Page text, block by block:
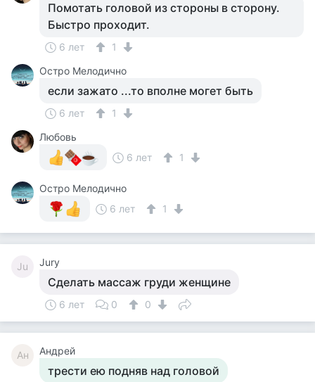
Помотать головой из стороны в сторону.
Быстро проходит.
6 лет
1
Остро Мелодично
если зажато ...то вполне могет быть
6 лет
1
Любовь
6 лет
1
Остро Мелодично
6 лет
1
Ju Jury
Сделать массаж груди женщине
6 лет 0 0
Ан Андрей
трести ею подняв над головой